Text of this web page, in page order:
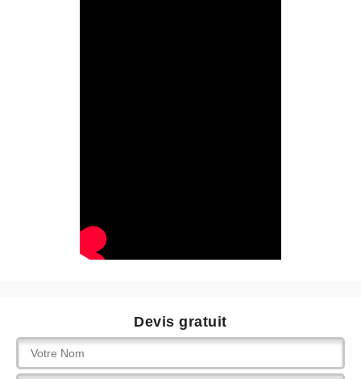
Devis gratuit